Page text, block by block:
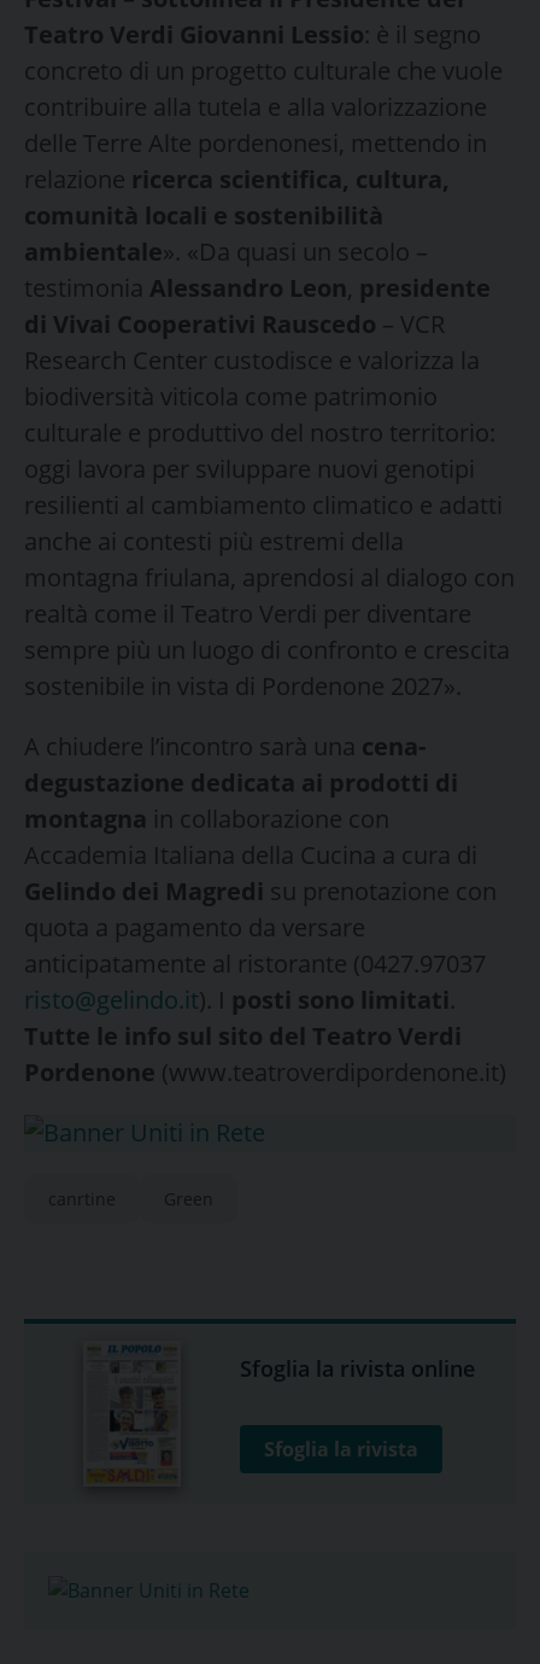
Teatro Verdi Giovanni Lessio: è il segno
concreto di un progetto culturale che vuole
contribuire alla tutela e alla valorizzazione
delle Terre Alte pordenonesi, mettendo in
relazione ricerca scientifica, cultura,
comunità locali e sostenibilità
ambientale». «Da quasi un secolo –
testimonia Alessandro Leon, presidente
di Vivai Cooperativi Rauscedo – VCR
Research Center custodisce e valorizza la
biodiversità viticola come patrimonio
culturale e produttivo del nostro territorio:
oggi lavora per sviluppare nuovi genotipi
resilienti al cambiamento climatico e adatti
anche ai contesti più estremi della
montagna friulana, aprendosi al dialogo con
realtà come il Teatro Verdi per diventare
sempre più un luogo di confronto e crescita
sostenibile in vista di Pordenone 2027».
A chiudere l’incontro sarà una cena-
degustazione dedicata ai prodotti di
montagna in collaborazione con
Accademia Italiana della Cucina a cura di
Gelindo dei Magredi su prenotazione con
quota a pagamento da versare
anticipatamente al ristorante (0427.97037
risto@gelindo.it). I posti sono limitati.
Tutte le info sul sito del Teatro Verdi
Pordenone (www.teatroverdipordenone.it)
canrtine Green
Sfoglia la rivista online
Sfoglia la rivista